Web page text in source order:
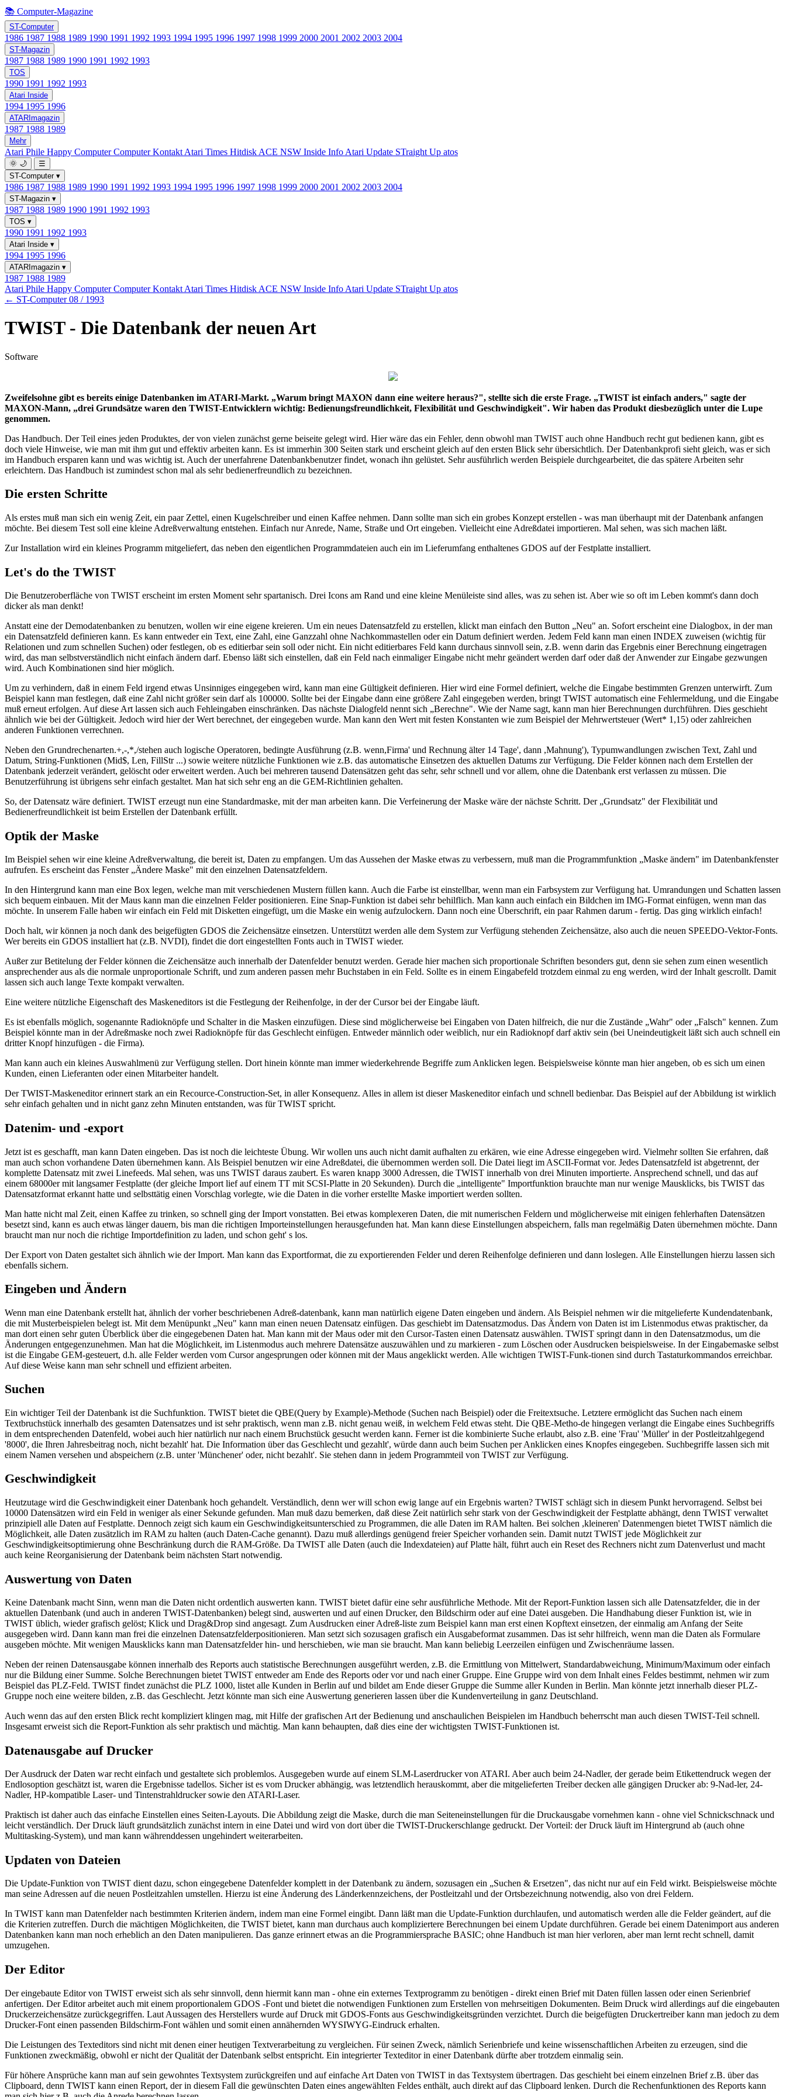
📚 Computer-Magazine
ST-Computer
1986 1987 1988 1989 1990 1991 1992 1993 1994 1995 1996 1997 1998 1999 2000 2001 2002 2003 2004
ST-Magazin
1987 1988 1989 1990 1991 1992 1993
TOS
1990 1991 1992 1993
Atari Inside
1994 1995 1996
ATARImagazin
1987 1988 1989
Mehr
Atari Phile Happy ComputerComputer Kontakt Atari Times Hitdisk ACE NSW Inside Info Atari Update STraight Up atos
🌞 🌙
☰
ST-Computer ▾
1986 1987 1988 1989 1990 1991 1992 1993 1994 1995 1996 1997 1998 1999 2000 2001 2002 2003 2004
ST-Magazin ▾
1987 1988 1989 1990 1991 1992 1993
TOS ▾
1990 1991 1992 1993
Atari Inside ▾
1994 1995 1996
ATARImagazin ▾
1987 1988 1989
Atari Phile Happy ComputerComputer Kontakt Atari Times Hitdisk ACE NSW Inside Info Atari Update STraight Up atos
← ST-Computer 08 / 1993
TWIST - Die Datenbank der neuen Art
Software
Zweifelsohne gibt es bereits einige Datenbanken im ATARI-Markt. „Warum bringt MAXON dann eine weitere heraus?", stellte sich die erste Frage. „TWIST ist einfach anders," sagte der
MAXON-Mann, „drei Grundsätze waren den TWIST-Entwicklern wichtig: Bedienungsfreundlichkeit, Flexibilität und Geschwindigkeit". Wir haben das Produkt diesbezüglich unter die Lupe
genommen.
Das Handbuch. Der Teil eines jeden Produktes, der von vielen zunächst gerne beiseite gelegt wird. Hier wäre das ein Fehler, denn obwohl man TWIST auch ohne Handbuch recht gut bedienen kann, gibt es
doch viele Hinweise, wie man mit ihm gut und effektiv arbeiten kann. Es ist immerhin 300 Seiten stark und erscheint gleich auf den ersten Blick sehr übersichtlich. Der Datenbankprofi sieht gleich, was er sich
im Handbuch ersparen kann und was wichtig ist. Auch der unerfahrene Datenbankbenutzer findet, wonach ihn gelüstet. Sehr ausführlich werden Beispiele durchgearbeitet, die das spätere Arbeiten sehr
erleichtern. Das Handbuch ist zumindest schon mal als sehr bedienerfreundlich zu bezeichnen.
Die ersten Schritte
Als erstes muß man sich ein wenig Zeit, ein paar Zettel, einen Kugelschreiber und einen Kaffee nehmen. Dann sollte man sich ein grobes Konzept erstellen - was man überhaupt mit der Datenbank anfangen
möchte. Bei diesem Test soll eine kleine Adreßverwaltung entstehen. Einfach nur Anrede, Name, Straße und Ort eingeben. Vielleicht eine Adreßdatei importieren. Mal sehen, was sich machen läßt.
Zur Installation wird ein kleines Programm mitgeliefert, das neben den eigentlichen Programmdateien auch ein im Lieferumfang enthaltenes GDOS auf der Festplatte installiert.
Let's do the TWIST
Die Benutzeroberfläche von TWIST erscheint im ersten Moment sehr spartanisch. Drei Icons am Rand und eine kleine Menüleiste sind alles, was zu sehen ist. Aber wie so oft im Leben kommt's dann doch
dicker als man denkt!
Anstatt eine der Demodatenbanken zu benutzen, wollen wir eine eigene kreieren. Um ein neues Datensatzfeld zu erstellen, klickt man einfach den Button „Neu" an. Sofort erscheint eine Dialogbox, in der man
ein Datensatzfeld definieren kann. Es kann entweder ein Text, eine Zahl, eine Ganzzahl ohne Nachkommastellen oder ein Datum definiert werden. Jedem Feld kann man einen INDEX zuweisen (wichtig für
Relationen und zum schnellen Suchen) oder festlegen, ob es editierbar sein soll oder nicht. Ein nicht editierbares Feld kann durchaus sinnvoll sein, z.B. wenn darin das Ergebnis einer Berechnung eingetragen
wird, das man selbstverständlich nicht einfach ändern darf. Ebenso läßt sich einstellen, daß ein Feld nach einmaliger Eingabe nicht mehr geändert werden darf oder daß der Anwender zur Eingabe gezwungen
wird. Auch Kombinationen sind hier möglich.
Um zu verhindern, daß in einem Feld irgend etwas Unsinniges eingegeben wird, kann man eine Gültigkeit definieren. Hier wird eine Formel definiert, welche die Eingabe bestimmten Grenzen unterwirft. Zum
Beispiel kann man festlegen, daß eine Zahl nicht größer sein darf als 100000. Sollte bei der Eingabe dann eine größere Zahl eingegeben werden, bringt TWIST automatisch eine Fehlermeldung, und die Eingabe
muß erneut erfolgen. Auf diese Art lassen sich auch Fehleingaben einschränken. Das nächste Dialogfeld nennt sich „Berechne". Wie der Name sagt, kann man hier Berechnungen durchführen. Dies geschieht
ähnlich wie bei der Gültigkeit. Jedoch wird hier der Wert berechnet, der eingegeben wurde. Man kann den Wert mit festen Konstanten wie zum Beispiel der Mehrwertsteuer (Wert* 1,15) oder zahlreichen
anderen Funktionen verrechnen.
Neben den Grundrechenarten.+,-,*,/stehen auch logische Operatoren, bedingte Ausführung (z.B. wenn,Firma' und Rechnung älter 14 Tage', dann ,Mahnung'), Typumwandlungen zwischen Text, Zahl und
Datum, String-Funktionen (Mid$, Len, FillStr ...) sowie weitere nützliche Funktionen wie z.B. das automatische Einsetzen des aktuellen Datums zur Verfügung. Die Felder können nach dem Erstellen der
Datenbank jederzeit verändert, gelöscht oder erweitert werden. Auch bei mehreren tausend Datensätzen geht das sehr, sehr schnell und vor allem, ohne die Datenbank erst verlassen zu müssen. Die
Benutzerführung ist übrigens sehr einfach gestaltet. Man hat sich sehr eng an die GEM-Richtlinien gehalten.
So, der Datensatz wäre definiert. TWIST erzeugt nun eine Standardmaske, mit der man arbeiten kann. Die Verfeinerung der Maske wäre der nächste Schritt. Der „Grundsatz" der Flexibilität und
Bedienerfreundlichkeit ist beim Erstellen der Datenbank erfüllt.
Optik der Maske
Im Beispiel sehen wir eine kleine Adreßverwaltung, die bereit ist, Daten zu empfangen. Um das Aussehen der Maske etwas zu verbessern, muß man die Programmfunktion „Maske ändern" im Datenbankfenster
aufrufen. Es erscheint das Fenster „Ändere Maske" mit den einzelnen Datensatzfeldern.
In den Hintergrund kann man eine Box legen, welche man mit verschiedenen Mustern füllen kann. Auch die Farbe ist einstellbar, wenn man ein Farbsystem zur Verfügung hat. Umrandungen und Schatten lassen
sich bequem einbauen. Mit der Maus kann man die einzelnen Felder positionieren. Eine Snap-Funktion ist dabei sehr behilflich. Man kann auch einfach ein Bildchen im IMG-Format einfügen, wenn man das
möchte. In unserem Falle haben wir einfach ein Feld mit Disketten eingefügt, um die Maske ein wenig aufzulockern. Dann noch eine Überschrift, ein paar Rahmen darum - fertig. Das ging wirklich einfach!
Doch halt, wir können ja noch dank des beigefügten GDOS die Zeichensätze einsetzen. Unterstützt werden alle dem System zur Verfügung stehenden Zeichensätze, also auch die neuen SPEEDO-Vektor-Fonts.
Wer bereits ein GDOS installiert hat (z.B. NVDI), findet die dort eingestellten Fonts auch in TWIST wieder.
Außer zur Betitelung der Felder können die Zeichensätze auch innerhalb der Datenfelder benutzt werden. Gerade hier machen sich proportionale Schriften besonders gut, denn sie sehen zum einen wesentlich
ansprechender aus als die normale unproportionale Schrift, und zum anderen passen mehr Buchstaben in ein Feld. Sollte es in einem Eingabefeld trotzdem einmal zu eng werden, wird der Inhalt gescrollt. Damit
lassen sich auch lange Texte kompakt verwalten.
Eine weitere nützliche Eigenschaft des Maskeneditors ist die Festlegung der Reihenfolge, in der der Cursor bei der Eingabe läuft.
Es ist ebenfalls möglich, sogenannte Radioknöpfe und Schalter in die Masken einzufügen. Diese sind möglicherweise bei Eingaben von Daten hilfreich, die nur die Zustände „Wahr" oder „Falsch" kennen. Zum
Beispiel könnte man in der Adreßmaske noch zwei Radioknöpfe für das Geschlecht einfügen. Entweder männlich oder weiblich, nur ein Radioknopf darf aktiv sein (bei Uneindeutigkeit läßt sich auch schnell ein
dritter Knopf hinzufügen - die Firma).
Man kann auch ein kleines Auswahlmenü zur Verfügung stellen. Dort hinein könnte man immer wiederkehrende Begriffe zum Anklicken legen. Beispielsweise könnte man hier angeben, ob es sich um einen
Kunden, einen Lieferanten oder einen Mitarbeiter handelt.
Der TWIST-Maskeneditor erinnert stark an ein Recource-Construction-Set, in aller Konsequenz. Alles in allem ist dieser Maskeneditor einfach und schnell bedienbar. Das Beispiel auf der Abbildung ist wirklich
sehr einfach gehalten und in nicht ganz zehn Minuten entstanden, was für TWIST spricht.
Datenim- und -export
Jetzt ist es geschafft, man kann Daten eingeben. Das ist noch die leichteste Übung. Wir wollen uns auch nicht damit aufhalten zu erkären, wie eine Adresse eingegeben wird. Vielmehr sollten Sie erfahren, daß
man auch schon vorhandene Daten übernehmen kann. Als Beispiel benutzen wir eine Adreßdatei, die übernommen werden soll. Die Datei liegt im ASCII-Format vor. Jedes Datensatzfeld ist abgetrennt, der
komplette Datensatz mit zwei Linefeeds. Mal sehen, was uns TWIST daraus zaubert. Es waren knapp 3000 Adressen, die TWIST innerhalb von drei Minuten importierte. Ansprechend schnell, und das auf
einem 68000er mit langsamer Festplatte (der gleiche Import lief auf einem TT mit SCSI-Platte in 20 Sekunden). Durch die „intelligente" Importfunktion brauchte man nur wenige Mausklicks, bis TWIST das
Datensatzformat erkannt hatte und selbsttätig einen Vorschlag vorlegte, wie die Daten in die vorher erstellte Maske importiert werden sollten.
Man hatte nicht mal Zeit, einen Kaffee zu trinken, so schnell ging der Import vonstatten. Bei etwas komplexeren Daten, die mit numerischen Feldern und möglicherweise mit einigen fehlerhaften Datensätzen
besetzt sind, kann es auch etwas länger dauern, bis man die richtigen Importeinstellungen herausgefunden hat. Man kann diese Einstellungen abspeichern, falls man regelmäßig Daten übernehmen möchte. Dann
braucht man nur noch die richtige Importdefinition zu laden, und schon geht' s los.
Der Export von Daten gestaltet sich ähnlich wie der Import. Man kann das Exportformat, die zu exportierenden Felder und deren Reihenfolge definieren und dann loslegen. Alle Einstellungen hierzu lassen sich
ebenfalls sichern.
Eingeben und Ändern
Wenn man eine Datenbank erstellt hat, ähnlich der vorher beschriebenen Adreß-datenbank, kann man natürlich eigene Daten eingeben und ändern. Als Beispiel nehmen wir die mitgelieferte Kundendatenbank,
die mit Musterbeispielen belegt ist. Mit dem Menüpunkt „Neu" kann man einen neuen Datensatz einfügen. Das geschiebt im Datensatzmodus. Das Ändern von Daten ist im Listenmodus etwas praktischer, da
man dort einen sehr guten Überblick über die eingegebenen Daten hat. Man kann mit der Maus oder mit den Cursor-Tasten einen Datensatz auswählen. TWIST springt dann in den Datensatzmodus, um die
Änderungen entgegenzunehmen. Man hat die Möglichkeit, im Listenmodus auch mehrere Datensätze auszuwählen und zu markieren - zum Löschen oder Ausdrucken beispielsweise. In der Eingabemaske selbst
ist die Eingabe GEM-gesteuert, d.h. alle Felder werden vom Cursor angesprungen oder können mit der Maus angeklickt werden. Alle wichtigen TWIST-Funk-tionen sind durch Tastaturkommandos erreichbar.
Auf diese Weise kann man sehr schnell und effizient arbeiten.
Suchen
Ein wichtiger Teil der Datenbank ist die Suchfunktion. TWIST bietet die QBE(Query by Example)-Methode (Suchen nach Beispiel) oder die Freitextsuche. Letztere ermöglicht das Suchen nach einem
Textbruchstück innerhalb des gesamten Datensatzes und ist sehr praktisch, wenn man z.B. nicht genau weiß, in welchem Feld etwas steht. Die QBE-Metho-de hingegen verlangt die Eingabe eines Suchbegriffs
in dem entsprechenden Datenfeld, wobei auch hier natürlich nur nach einem Bruchstück gesucht werden kann. Ferner ist die kombinierte Suche erlaubt, also z.B. eine 'Frau' 'Müller' in der Postleitzahlgegend
'8000', die Ihren Jahresbeitrag noch, nicht bezahlt' hat. Die Information über das Geschlecht und gezahlt', würde dann auch beim Suchen per Anklicken eines Knopfes eingegeben. Suchbegriffe lassen sich mit
einem Namen versehen und abspeichern (z.B. unter 'Münchener' oder, nicht bezahlt'. Sie stehen dann in jedem Programmteil von TWIST zur Verfügung.
Geschwindigkeit
Heutzutage wird die Geschwindigkeit einer Datenbank hoch gehandelt. Verständlich, denn wer will schon ewig lange auf ein Ergebnis warten? TWIST schlägt sich in diesem Punkt hervorragend. Selbst bei
10000 Datensätzen wird ein Feld in weniger als einer Sekunde gefunden. Man muß dazu bemerken, daß diese Zeit natürlich sehr stark von der Geschwindigkeit der Festplatte abhängt, denn TWIST verwaltet
prinzipiell alle Daten auf Festplatte. Dennoch zeigt sich kaum ein Geschwindigkeitsunterschied zu Programmen, die alle Daten im RAM halten. Bei solchen ,kleineren' Datenmengen bietet TWIST nämlich die
Möglichkeit, alle Daten zusätzlich im RAM zu halten (auch Daten-Cache genannt). Dazu muß allerdings genügend freier Speicher vorhanden sein. Damit nutzt TWIST jede Möglichkeit zur
Geschwindigkeitsoptimierung ohne Beschränkung durch die RAM-Größe. Da TWIST alle Daten (auch die Indexdateien) auf Platte hält, führt auch ein Reset des Rechners nicht zum Datenverlust und macht
auch keine Reorganisierung der Datenbank beim nächsten Start notwendig.
Auswertung von Daten
Keine Datenbank macht Sinn, wenn man die Daten nicht ordentlich auswerten kann. TWIST bietet dafür eine sehr ausführliche Methode. Mit der Report-Funktion lassen sich alle Datensatzfelder, die in der
aktuellen Datenbank (und auch in anderen TWIST-Datenbanken) belegt sind, auswerten und auf einen Drucker, den Bildschirm oder auf eine Datei ausgeben. Die Handhabung dieser Funktion ist, wie in
TWIST üblich, wieder grafisch gelöst; Klick und Drag&Drop sind angesagt. Zum Ausdrucken einer Adreß-liste zum Beispiel kann man erst einen Kopftext einsetzen, der einmalig am Anfang der Seite
ausgegeben wird. Dann kann man frei die einzelnen Datensatzfelderpositionieren. Man setzt sich sozusagen grafisch ein Ausgabeformat zusammen. Das ist sehr hilfreich, wenn man die Daten als Formulare
ausgeben möchte. Mit wenigen Mausklicks kann man Datensatzfelder hin- und herschieben, wie man sie braucht. Man kann beliebig Leerzeilen einfügen und Zwischenräume lassen.
Neben der reinen Datensausgabe können innerhalb des Reports auch statistische Berechnungen ausgeführt werden, z.B. die Ermittlung von Mittelwert, Standardabweichung, Minimum/Maximum oder einfach
nur die Bildung einer Summe. Solche Berechnungen bietet TWIST entweder am Ende des Reports oder vor und nach einer Gruppe. Eine Gruppe wird von dem Inhalt eines Feldes bestimmt, nehmen wir zum
Beispiel das PLZ-Feld. TWIST findet zunächst die PLZ 1000, listet alle Kunden in Berlin auf und bildet am Ende dieser Gruppe die Summe aller Kunden in Berlin. Man könnte jetzt innerhalb dieser PLZ-
Gruppe noch eine weitere bilden, z.B. das Geschlecht. Jetzt könnte man sich eine Auswertung generieren lassen über die Kundenverteilung in ganz Deutschland.
Auch wenn das auf den ersten Blick recht kompliziert klingen mag, mit Hilfe der grafischen Art der Bedienung und anschaulichen Beispielen im Handbuch beherrscht man auch diesen TWIST-Teil schnell.
Insgesamt erweist sich die Report-Funktion als sehr praktisch und mächtig. Man kann behaupten, daß dies eine der wichtigsten TWIST-Funktionen ist.
Datenausgabe auf Drucker
Der Ausdruck der Daten war recht einfach und gestaltete sich problemlos. Ausgegeben wurde auf einem SLM-Laserdrucker von ATARI. Aber auch beim 24-Nadler, der gerade beim Etikettendruck wegen der
Endlosoption geschätzt ist, waren die Ergebnisse tadellos. Sicher ist es vom Drucker abhängig, was letztendlich herauskommt, aber die mitgelieferten Treiber decken alle gängigen Drucker ab: 9-Nad-ler, 24-
Nadler, HP-kompatible Laser- und Tintenstrahldrucker sowie den ATARI-Laser.
Praktisch ist daher auch das einfache Einstellen eines Seiten-Layouts. Die Abbildung zeigt die Maske, durch die man Seiteneinstellungen für die Druckausgabe vornehmen kann - ohne viel Schnickschnack und
leicht verständlich. Der Druck läuft grundsätzlich zunächst intern in eine Datei und wird von dort über die TWIST-Druckerschlange gedruckt. Der Vorteil: der Druck läuft im Hintergrund ab (auch ohne
Multitasking-System), und man kann währenddessen ungehindert weiterarbeiten.
Updaten von Dateien
Die Update-Funktion von TWIST dient dazu, schon eingegebene Datenfelder komplett in der Datenbank zu ändern, sozusagen ein „Suchen & Ersetzen", das nicht nur auf ein Feld wirkt. Beispielsweise möchte
man seine Adressen auf die neuen Postleitzahlen umstellen. Hierzu ist eine Änderung des Länderkennzeichens, der Postleitzahl und der Ortsbezeichnung notwendig, also von drei Feldern.
In TWIST kann man Datenfelder nach bestimmten Kriterien ändern, indem man eine Formel eingibt. Dann läßt man die Update-Funktion durchlaufen, und automatisch werden alle die Felder geändert, auf die
die Kriterien zutreffen. Durch die mächtigen Möglichkeiten, die TWIST bietet, kann man durchaus auch kompliziertere Berechnungen bei einem Update durchführen. Gerade bei einem Datenimport aus anderen
Datenbanken kann man noch erheblich an den Daten manipulieren. Das ganze erinnert etwas an die Programmiersprache BASIC; ohne Handbuch ist man hier verloren, aber man lernt recht schnell, damit
umzugehen.
Der Editor
Der eingebaute Editor von TWIST erweist sich als sehr sinnvoll, denn hiermit kann man - ohne ein externes Textprogramm zu benötigen - direkt einen Brief mit Daten füllen lassen oder einen Serienbrief
anfertigen. Der Editor arbeitet auch mit einem proportionalem GDOS -Font und bietet die notwendigen Funktionen zum Erstellen von mehrseitigen Dokumenten. Beim Druck wird allerdings auf die eingebauten
Druckerzeichensätze zurückgegriffen. Laut Aussagen des Herstellers wurde auf Druck mit GDOS-Fonts aus Geschwindigkeitsgründen verzichtet. Durch die beigefügten Druckertreiber kann man jedoch zu dem
Drucker-Font einen passenden Bildschirm-Font wählen und somit einen annähernden WYSIWYG-Eindruck erhalten.
Die Leistungen des Texteditors sind nicht mit denen einer heutigen Textverarbeitung zu vergleichen. Für seinen Zweck, nämlich Serienbriefe und keine wissenschaftlichen Arbeiten zu erzeugen, sind die
Funktionen zweckmäßig, obwohl er nicht der Qualität der Datenbank selbst entspricht. Ein integrierter Texteditor in einer Datenbank dürfte aber trotzdem einmalig sein.
Für höhere Ansprüche kann man auf sein gewohntes Textsystem zurückgreifen und auf einfache Art Daten von TWIST in das Textsystem übertragen. Das geschieht bei einem einzelnen Brief z.B. über das
Clipboard, denn TWIST kann einen Report, der in diesem Fall die gewünschten Daten eines angewählten Feldes enthält, auch direkt auf das Clipboard lenken. Durch die Rechenfunktionen des Reports kann